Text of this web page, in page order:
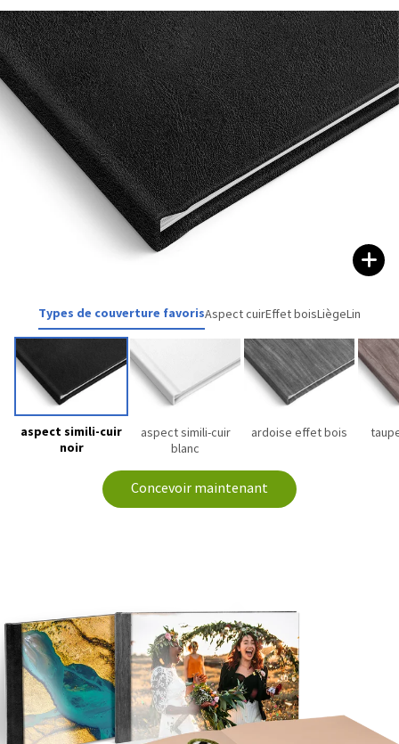
Types de couverture favorisAspect cuirEffet boisLiègeLin
aspect simili-cuir
noir
aspect simili-cuir
blanc
ardoise effet bois
Concevoir maintenant